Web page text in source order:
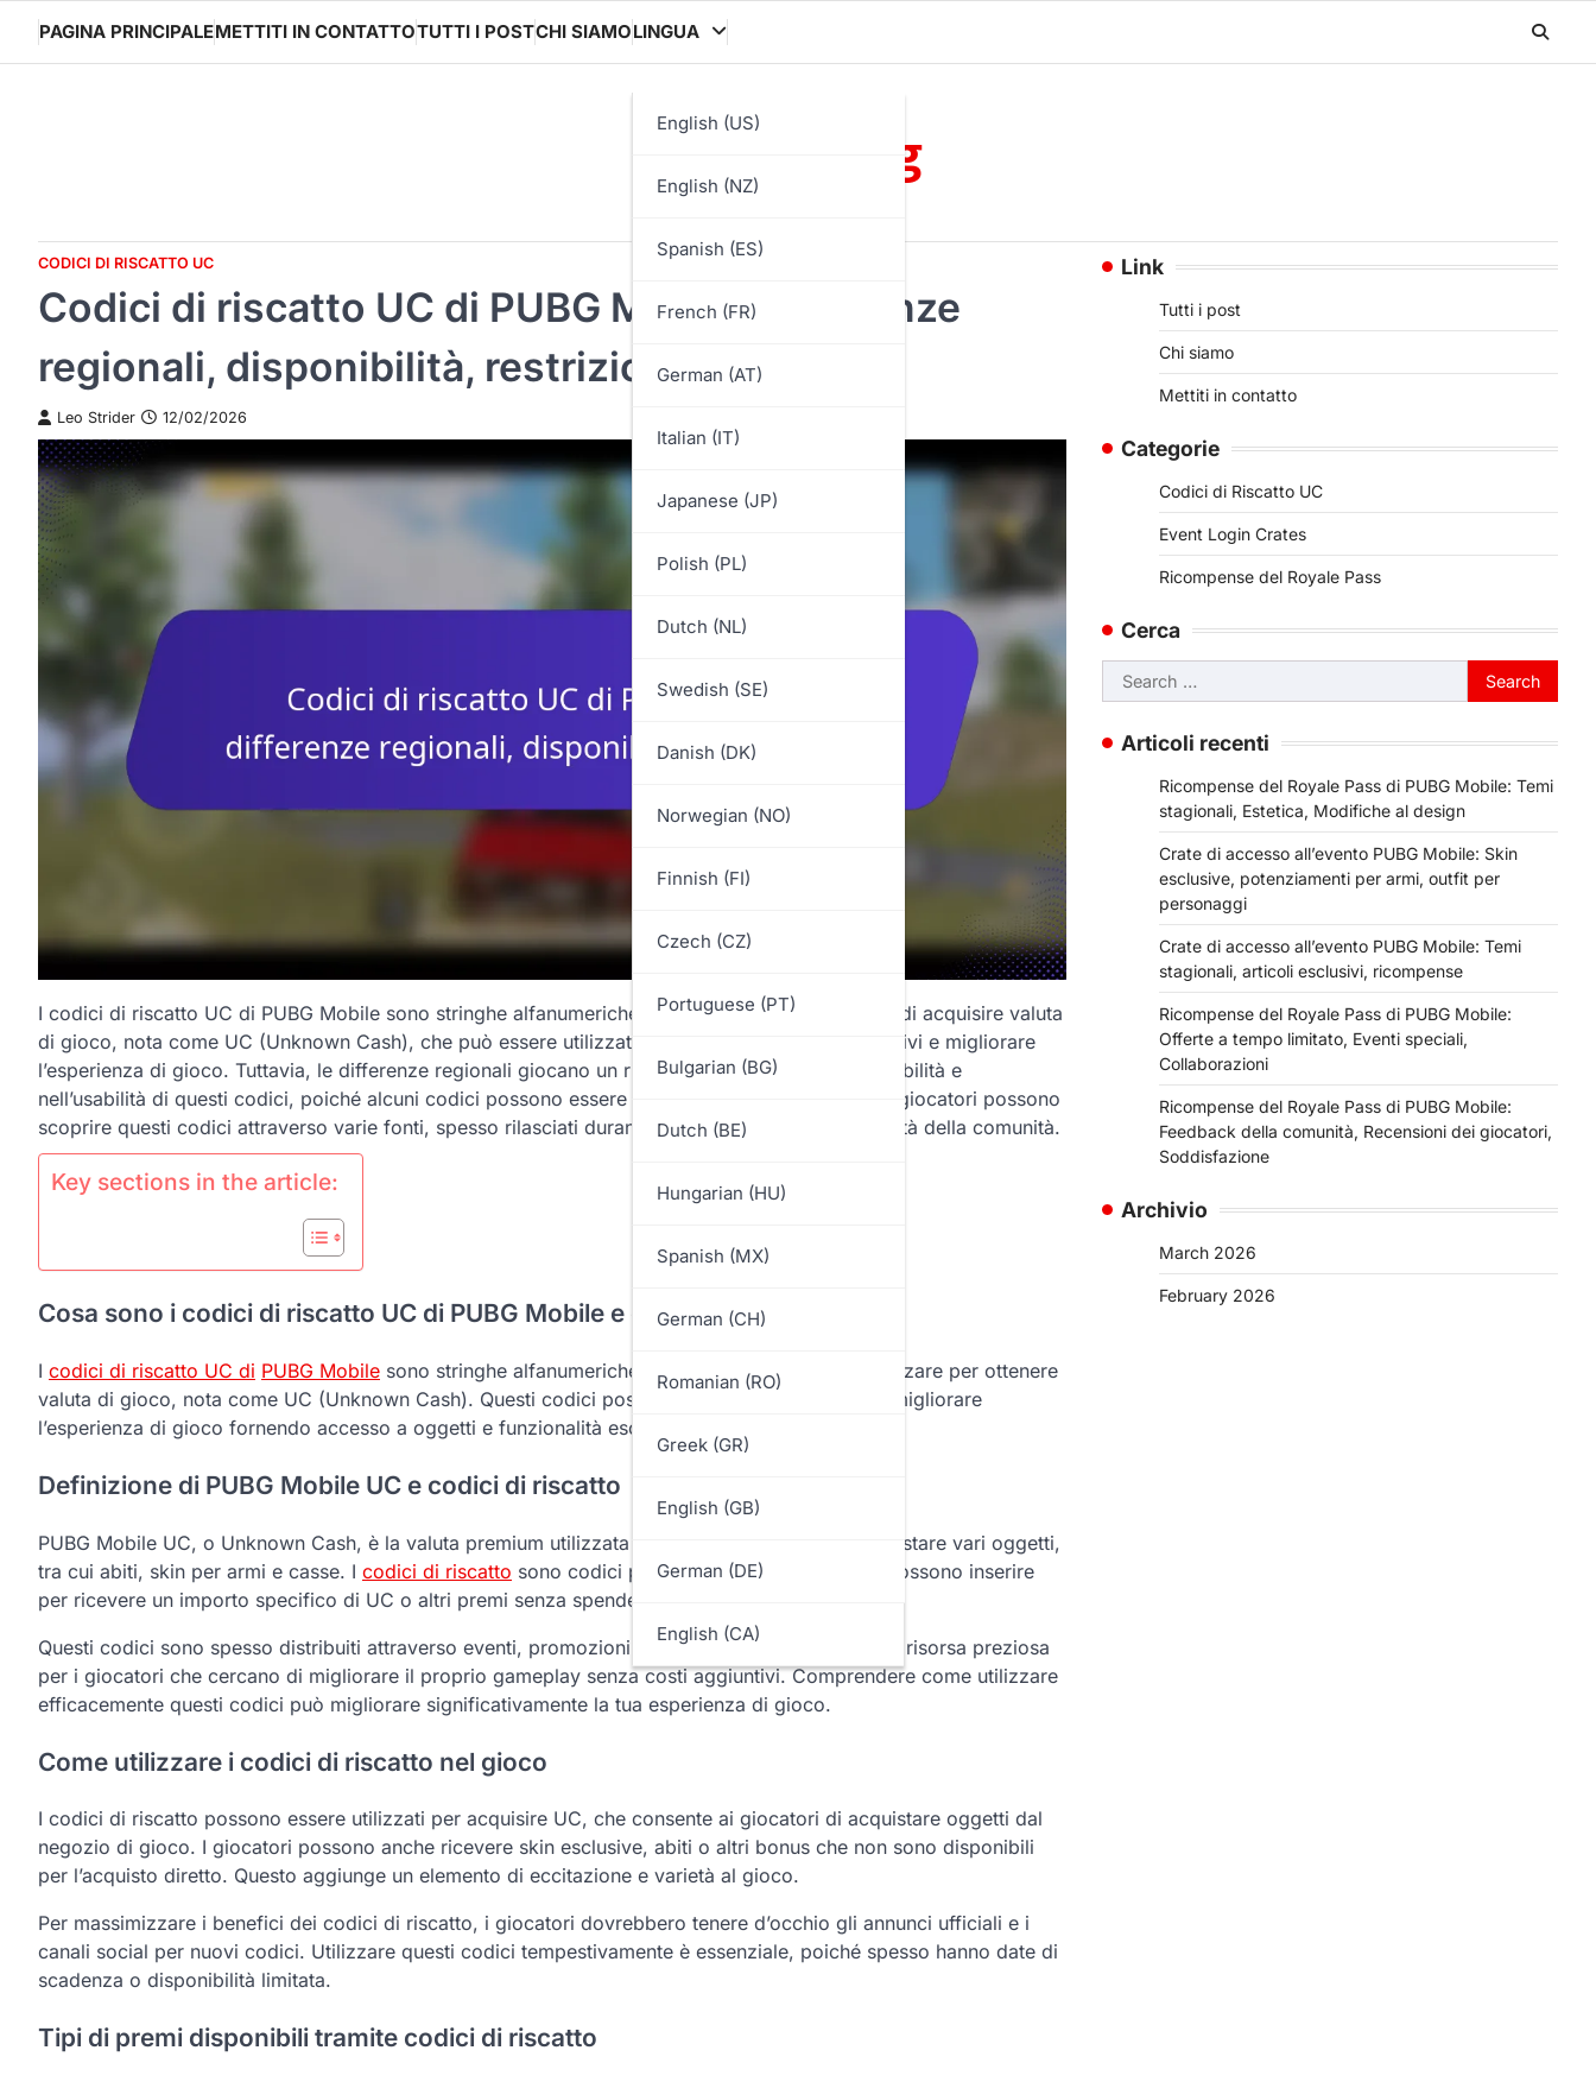
content
PAGINA PRINCIPALEMETTITI IN CONTATTOTUTTI I POSTCHI SIAMOLINGUA
English (US)
English (NZ)
Spanish (ES)
French (FR)
German (AT)
Italian (IT)
Japanese (JP)
Polish (PL)
Dutch (NL)
Swedish (SE)
Danish (DK)
Norwegian (NO)
Finnish (FI)
Czech (CZ)
Portuguese (PT)
Bulgarian (BG)
Dutch (BE)
Hungarian (HU)
Spanish (MX)
German (CH)
Romanian (RO)
Greek (GR)
English (GB)
German (DE)
English (CA)
onlayn.org
CODICI DI RISCATTO UC
Codici di riscatto UC di PUBG Mobile: differenze
regionali, disponibilità, restrizioni
Leo Strider 12/02/2026
I codici di riscatto UC di PUBG Mobile sono stringhe alfanumeriche che consentono ai giocatori di acquisire valuta
di gioco, nota come UC (Unknown Cash), che può essere utilizzata per sbloccare oggetti esclusivi e migliorare
l’esperienza di gioco. Tuttavia, le differenze regionali giocano un ruolo significativo nella disponibilità e
nell’usabilità di questi codici, poiché alcuni codici possono essere limitati a specifiche località. I giocatori possono
scoprire questi codici attraverso varie fonti, spesso rilasciati durante eventi promozionali o attività della comunità.
Key sections in the article:
Cosa sono i codici di riscatto UC di PUBG Mobile e come funzionano?
I codici di riscatto UC di PUBG Mobile sono stringhe alfanumeriche che i giocatori possono utilizzare per ottenere
valuta di gioco, nota come UC (Unknown Cash). Questi codici possono sbloccare vari premi e migliorare
l’esperienza di gioco fornendo accesso a oggetti e funzionalità esclusive.
Definizione di PUBG Mobile UC e codici di riscatto
PUBG Mobile UC, o Unknown Cash, è la valuta premium utilizzata all’interno del gioco per acquistare vari oggetti,
tra cui abiti, skin per armi e casse. I codici di riscatto sono codici promozionali che i giocatori possono inserire
per ricevere un importo specifico di UC o altri premi senza spendere denaro reale.
Questi codici sono spesso distribuiti attraverso eventi, promozioni o partnership, rendendoli una risorsa preziosa
per i giocatori che cercano di migliorare il proprio gameplay senza costi aggiuntivi. Comprendere come utilizzare
efficacemente questi codici può migliorare significativamente la tua esperienza di gioco.
Come utilizzare i codici di riscatto nel gioco
I codici di riscatto possono essere utilizzati per acquisire UC, che consente ai giocatori di acquistare oggetti dal
negozio di gioco. I giocatori possono anche ricevere skin esclusive, abiti o altri bonus che non sono disponibili
per l’acquisto diretto. Questo aggiunge un elemento di eccitazione e varietà al gioco.
Per massimizzare i benefici dei codici di riscatto, i giocatori dovrebbero tenere d’occhio gli annunci ufficiali e i
canali social per nuovi codici. Utilizzare questi codici tempestivamente è essenziale, poiché spesso hanno date di
scadenza o disponibilità limitata.
Tipi di premi disponibili tramite codici di riscatto
Link
Tutti i post
Chi siamo
Mettiti in contatto
Categorie
Codici di Riscatto UC
Event Login Crates
Ricompense del Royale Pass
Cerca
Search
for:
Articoli recenti
Ricompense del Royale Pass di PUBG Mobile: Temi
stagionali, Estetica, Modifiche al design
Crate di accesso all’evento PUBG Mobile: Skin
esclusive, potenziamenti per armi, outfit per
personaggi
Crate di accesso all’evento PUBG Mobile: Temi
stagionali, articoli esclusivi, ricompense
Ricompense del Royale Pass di PUBG Mobile:
Offerte a tempo limitato, Eventi speciali,
Collaborazioni
Ricompense del Royale Pass di PUBG Mobile:
Feedback della comunità, Recensioni dei giocatori,
Soddisfazione
Archivio
March 2026
February 2026